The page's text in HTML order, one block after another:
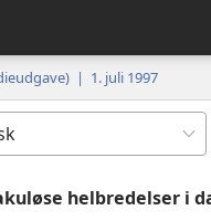
| 1. juli 1997
helbredelser i